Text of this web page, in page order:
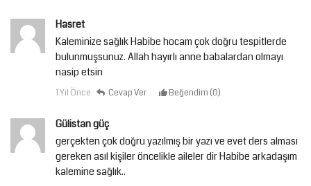
Hasret
Kaleminize sağlık Habibe hocam çok doğru tespitlerde
bulunmuşsunuz. Allah hayırlı anne babalardan olmayı
nasip etsin
1 Yıl Önce Cevap Ver Beğendim (0)
Gülistan güç
gerçekten çok doğru yazılmış bir yazı ve evet ders alması
gereken asıl kişiler öncelikle aileler dir Habibe arkadaşım
kalemine sağlık..